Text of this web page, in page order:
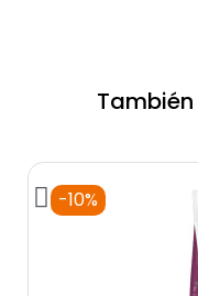
-10%